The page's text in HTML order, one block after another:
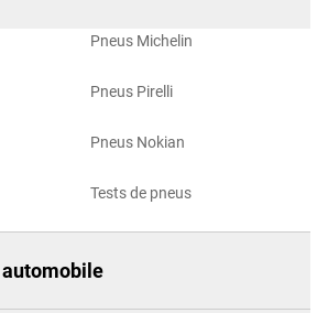
Pneus Michelin
Pneus Pirelli
Pneus Nokian
Tests de pneus
automobile